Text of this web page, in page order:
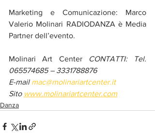
Marketing e Comunicazione: Marco
Valerio Molinari RADIODANZA è Media
Partner dell’evento.
Molinari Art Center
CONTATTI: Tel.
065574685 – 3331788876
E-mail mac@molinariartcenter.it
Sito www.molinariartcenter.com
Danza